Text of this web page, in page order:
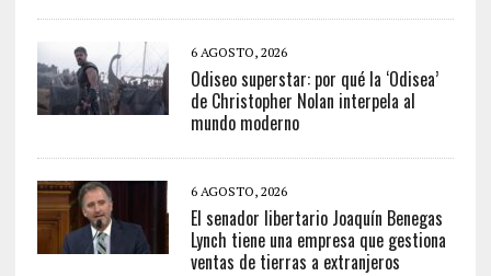
6 AGOSTO, 2026
Odiseo superstar: por qué la ‘Odisea’
de Christopher Nolan interpela al
mundo moderno
6 AGOSTO, 2026
El senador libertario Joaquín Benegas
Lynch tiene una empresa que gestiona
ventas de tierras a extranjeros